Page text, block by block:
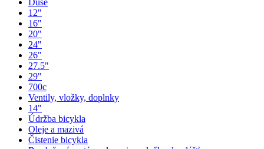
Duše
12"
16"
20"
24"
26"
27.5"
29"
700c
Ventily, vložky, doplnky
14"
Údržba bicykla
Oleje a mazivá
Čistenie bicykla